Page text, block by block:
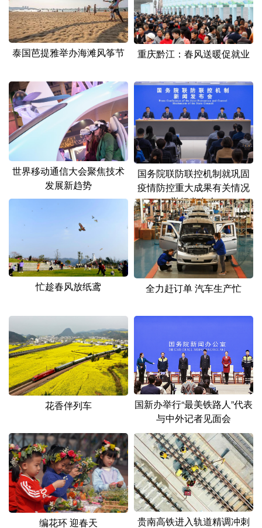
山东 河南 湖北 湖南
广东 广西 海南 重庆
四川 贵州 云南 西藏
陕西 甘肃 青海 宁夏
新疆 内蒙古 黑龙江
多语种频道
English Español Français عربى
Русский язык 日本語 한국어
Deutsch Português
泰国芭提雅举办海滩风筝节 重庆黔江：春风送暖促就业
世界移动通信大会聚焦技术
发展新趋势
国务院联防联控机制就巩固
疫情防控重大成果有关情况
举行发布会
忙趁春风放纸鸢 全力赶订单 汽车生产忙
花香伴列车
国新办举行“最美铁路人”代表
与中外记者见面会
编花环 迎春天 贵南高铁进入轨道精调冲刺